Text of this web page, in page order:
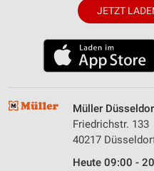
JETZT
Müller
Friedrichstr. 133
40217
Heute 09:00 -